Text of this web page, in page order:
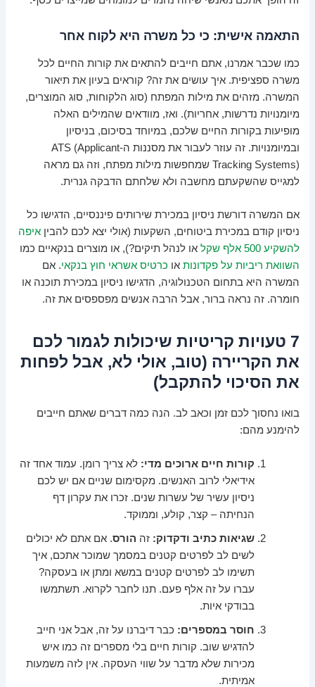
התאמה אישית: כי כל משרה היא לקוח אחר
כמו שכבר אמרנו, אתם חייבים להתאים את קורות החיים לכל
משרה ספציפית. איך עושים את זה? קוראים בעיון את תיאור
המשרה. מזהים את מילות המפתח (סוג הלקוחות, סוג המוצרים,
מיומנויות נדרשות, אחריות). ואז, מוודאים שהמילים האלה
מופיעות בקורות החיים שלכם, במיוחד בסיכום, בניסיון
ובמיומנויות. זה עוזר לעבור את מסננות ה-ATS (Applicant
Tracking Systems) שמחפשות מילות מפתח, וזה גם מראה
למגייס שהשקעתם מחשבה ולא שלחתם הדבקה גנרית.
אם המשרה דורשת ניסיון במכירת שירותים פיננסיים, הדגישו כל
ניסיון קודם במכירת ביטוחים, השקעות (אולי יצא לכם להביןאיפה
להשקיע 500 אלף שקל
או לנהל תיקים?), או מוצרים בנקאיים כמו
השוואת ריביות על פקדונות או כרטיס אשראי חוץ בנקאי. אם
המשרה היא בתחום הטכנולוגיה, הדגישו ניסיון במכירת תוכנה או
חומרה. זה נראה ברור, אבל הרבה אנשים מפספסים את זה.
7 טעויות קריטיות שיכולות לגמור לכם
את הקריירה (טוב, אולי לא, אבל לפחות
את הסיכוי להתקבל)
בואו נחסוך לכם זמן וכאב לב. הנה כמה דברים שאתם חייבים
להימנע מהם:
קורות חיים ארוכים מדי: לא צריך רומן. עמוד אחד זה
אידיאלי לרוב האנשים. מקסימום שניים אם יש לכם
ניסיון עשיר של עשרות שנים. זכרו את עקרון דף
הנחיתה – קצר, קולע, וממוקד.
שגיאות כתיב ודקדוק: זה הורס. אם אתם לא יכולים
לשים לב לפרטים קטנים במסמך שמוכר אתכם, איך
תשימו לב לפרטים קטנים במשא ומתן או בעסקה?
עברו על זה אלף פעם. תנו לחבר לקרוא. תשתמשו
בבודקי איות.
חוסר במספרים: כבר דיברנו על זה, אבל אני חייב
להדגיש שוב. קורות חיים בלי מספרים זה כמו איש
מכירות שלא מדבר על שווי העסקה. אין לזה משמעות
אמיתית.